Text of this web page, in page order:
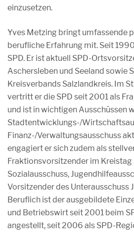
einzusetzen.
Yves Metzing bringt umfassende
berufliche Erfahrung mit. Seit
SPD. Er ist aktuell SPD-
Aschersleben und Seeland sowie
Kreisverbands Salzlandkreis. Im
vertritt er die SPD seit 2001 als
und ist in wichtigen Ausschüssen
Stadtentwicklungs-/
Finanz-/Verwaltungsausschuss
engagiert er sich zudem als
Fraktionsvorsitzender im Kreistag
Sozialausschuss,
Vorsitzender des Unterausschuss
Beruflich ist der ausgebildete
und Betriebswirt seit 2001 beim
angestellt, seit 2006 als SPD-